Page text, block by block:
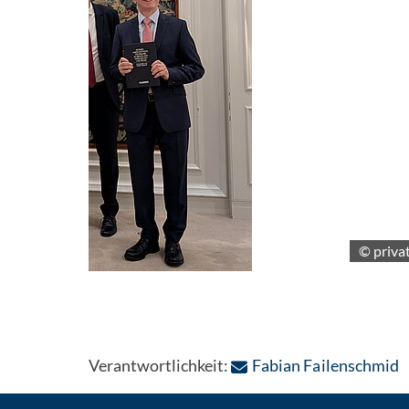
©
Verantwortlichkeit: Fabian Failenschmid: